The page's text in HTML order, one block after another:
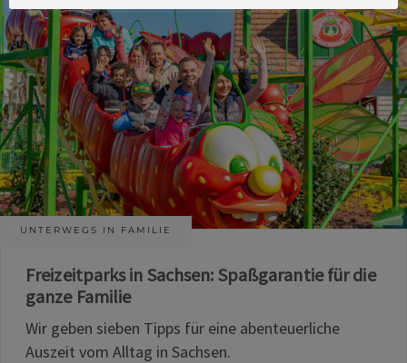
UNTERWEGS IN FAMILIE
Freizeitparks in Sachsen: Spaßgarantie für die
ganze Familie
Wir geben sieben Tipps für eine abenteuerliche
Auszeit vom Alltag in Sachsen.